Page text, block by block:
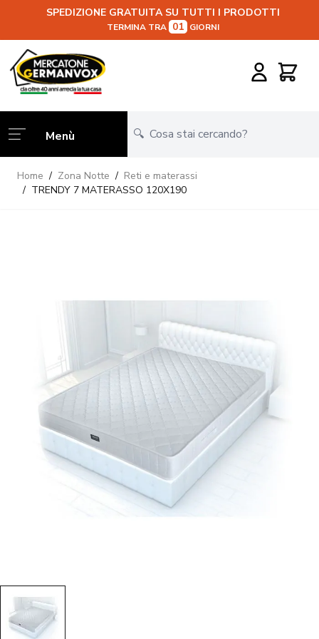
SPEDIZIONE GRATUITA SU TUTTI I PRODOTTI
TERMINA TRA 01 GIORNI
Salta al contenuto
Carrello
Menù
Home / Zona Notte / Reti e materassi
/ TRENDY 7 MATERASSO 120X190